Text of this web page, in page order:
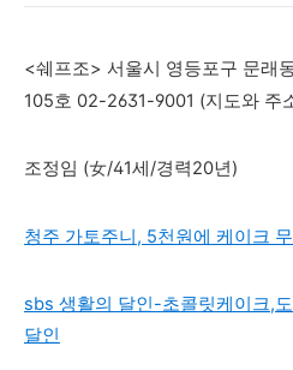
<쉐프조> 서울시 영등포구 문래
105호 02-2631-9001 (지도와 주
조정임 (女/41세/경력20년)
청주 가토주니, 5천원에 케이크
sbs 생활의 달인-초콜릿케이크,
달인